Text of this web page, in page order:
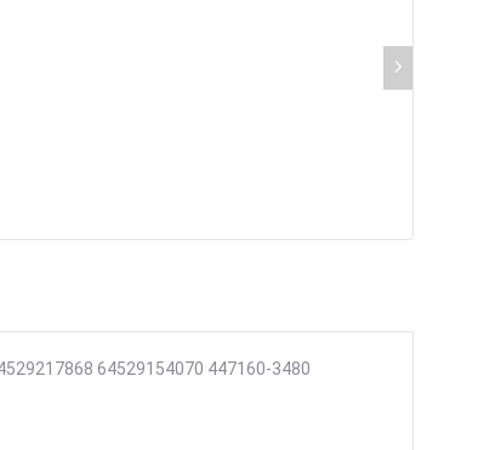
64529154070 447160-3480